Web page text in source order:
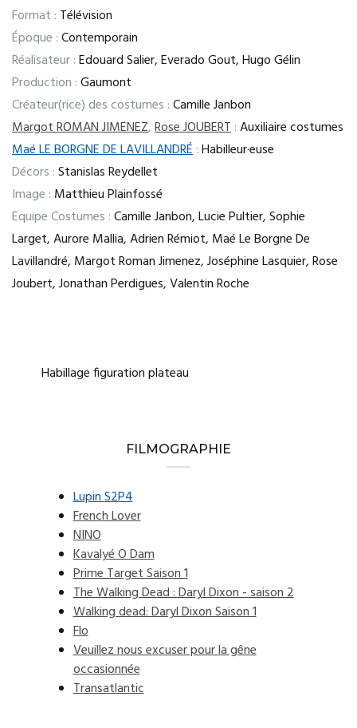
Format : Télévision
Époque :Contemporain
Réalisateur :Edouard Salier, Everado Gout, Hugo Gélin
Production :Gaumont
Créateur(rice) des costumes :Camille Janbon
Margot ROMAN JIMENEZ,Rose JOUBERT:Auxiliaire costumes
Maé LE BORGNE DE LAVILLANDRÉ:Habilleur·euse
Décors :Stanislas Reydellet
Image : Matthieu Plainfossé
Equipe Costumes :Camille Janbon, Lucie Pultier, Sophie
Larget, Aurore Mallia, Adrien Rémiot, Maé Le Borgne De
Lavillandré, Margot Roman Jimenez, Joséphine Lasquier, Rose
Joubert, Jonathan Perdigues, Valentin Roche
Habillage figuration plateau
FILMOGRAPHIE
Lupin S2P4
French Lover
NINO
Kavalyé O Dam
Prime Target Saison 1
The Walking Dead : Daryl Dixon - saison 2
Walking dead: Daryl Dixon Saison 1
Flo
Veuillez nous excuser pour la gêne
occasionnée
Transatlantic